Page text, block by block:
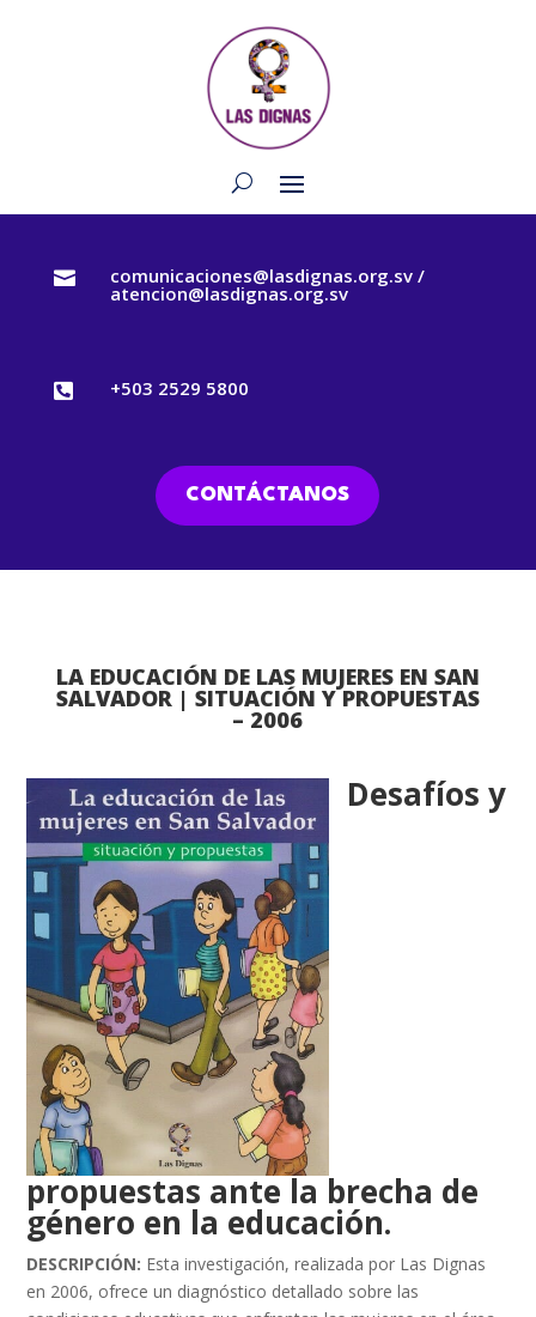
 comunicaciones@lasdignas.org.sv /
atencion@lasdignas.org.sv
 +503 2529 5800
CONTÁCTANOS
LA EDUCACIÓN DE LAS MUJERES EN SAN
SALVADOR | SITUACIÓN Y PROPUESTAS
– 2006
Desafíos y
propuestas ante la brecha de
género en la educación.
DESCRIPCIÓN: Esta investigación, realizada por Las Dignas
en 2006, ofrece un diagnóstico detallado sobre las